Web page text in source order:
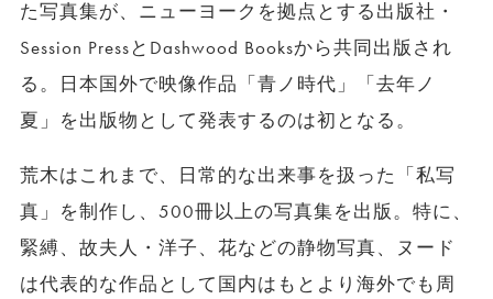
た写真集が、ニューヨークを拠点とする出版社・
Session PressとDashwood Booksから共同出版され
る。日本国外で映像作品「青ノ時代」「去年ノ
夏」を出版物として発表するのは初となる。
荒木はこれまで、日常的な出来事を扱った「私写
真」を制作し、500冊以上の写真集を出版。特に、
緊縛、故夫人・洋子、花などの静物写真、ヌード
は代表的な作品として国内はもとより海外でも周